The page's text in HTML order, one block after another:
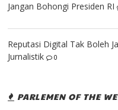
Jangan Bohongi Presiden RI
Reputasi Digital Tak Boleh
Jurnalistik
0
PARLEMEN OF THE